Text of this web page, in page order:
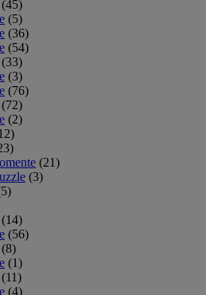
(45)
(5)
(36)
(54)
(33)
(3)
(76)
(72)
(2)
(21)
(3)
(14)
(56)
(8)
(1)
(11)
(4)